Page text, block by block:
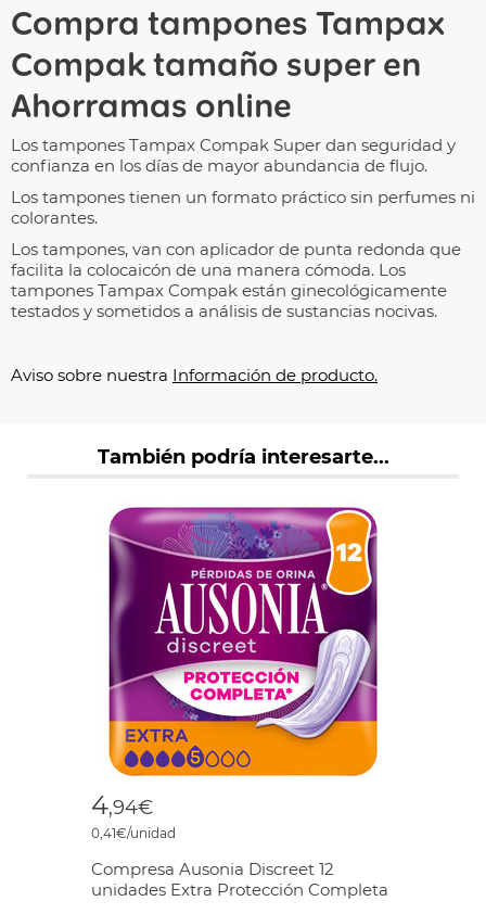
Compra tampones Tampax
Compak tamaño super en
Ahorramas online
Los tampones Tampax Compak Super dan seguridad y
confianza en los días de mayor abundancia de flujo.
Los tampones tienen un formato práctico sin perfumes ni
colorantes.
Los tampones, van con aplicador de punta redonda que
facilita la colocaicón de una manera cómoda. Los
tampones Tampax Compak están ginecológicamente
testados y sometidos a análisis de sustancias nocivas.
Aviso sobre nuestra Información de producto.
También podría interesarte...
4,94€
0,41€/unidad
Compresa Ausonia Discreet 12
unidades Extra Protección Completa